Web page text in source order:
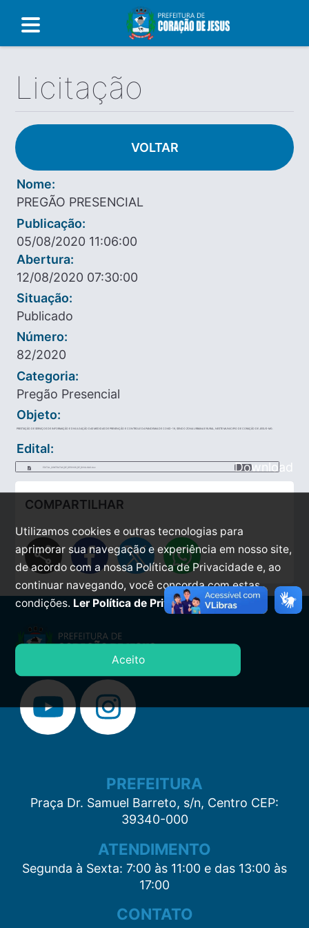
Licitação
VOLTAR
Nome:
PREGÃO PRESENCIAL
Publicação:
05/08/2020 11:06:00
Abertura:
12/08/2020 07:30:00
Situação:
Publicado
Número:
82/2020
Categoria:
Pregão Presencial
Objeto:
PRESTAÇÃO DE SERVIÇOS DE INFORMAÇÃO E DIVULGAÇÃO DAS MEDIDAS DE PREVENÇÃO E CONTROLE DA PANDEMIA DE COVID-19, SENDO ZONA URBANA E RURAL, NESTE MUNICIPIO DE CORAÇÃO DE JESUS-MG.
Edital:
EDITAL_CONTRATAO_DE_SERVIOS_DE_DIVULGAO.doc Download
COMPARTILHAR
share
PREFEITURA
Praça Dr. Samuel Barreto, s/n, Centro CEP:
39340-000
ATENDIMENTO
Segunda à Sexta: 7:00 às 11:00 e das 13:00 às
17:00
CONTATO
Utilizamos cookies e outras tecnologias para
aprimorar sua navegação e experiência em nosso site,
de acordo com a nossa Política de Privacidade e, ao
continuar navegando, você concorda com estas
condições. Ler Política de Privacidade.
Aceito